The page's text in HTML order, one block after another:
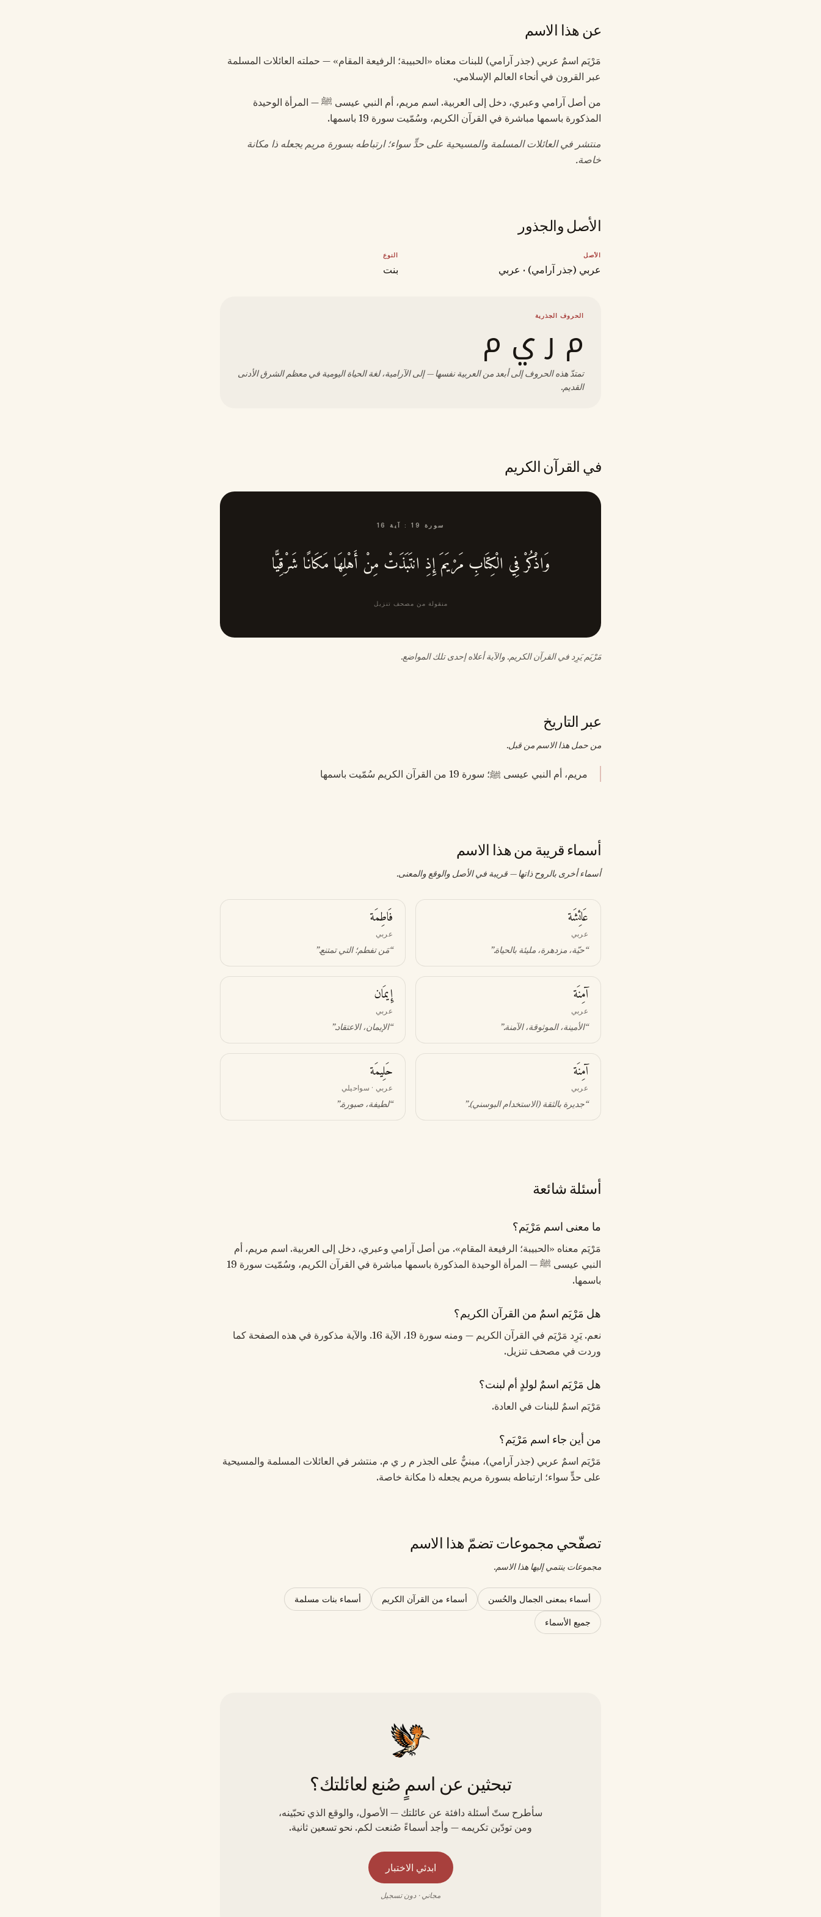
عن هذا الاسم
مَرْيَم اسمٌ عربي (جذر آرامي) للبنات معناه «الحبيبة؛ الرفيعة المقام» — حملته العائلات المسلمة
عبر القرون في أنحاء العالم الإسلامي.
من أصل آرامي وعبري، دخل إلى العربية. اسم مريم، أم النبي عيسى ﷺ — المرأة الوحيدة
المذكورة باسمها مباشرة في القرآن الكريم، وسُمّيت سورة 19 باسمها.
منتشر في العائلات المسلمة والمسيحية على حدٍّ سواء؛ ارتباطه بسورة مريم يجعله ذا مكانة
خاصة.
الأصل والجذور
الأصل
عربي (جذر آرامي) · عربي
النوع
بنت
الحروف الجذرية
م ر ي م
تمتدّ هذه الحروف إلى أبعد من العربية نفسها — إلى الآرامية، لغة الحياة اليومية في معظم الشرق الأدنى
القديم.
في القرآن الكريم
سورة 19
: آية 16
وَاذْكُرْ فِي الْكِتَابِ مَرْيَمَ إِذِ انتَبَذَتْ مِنْ أَهْلِهَا مَكَانًا شَرْقِيًّا
منقولة من مصحف تنزيل
مَرْيَم يَرِد في القرآن الكريم. والآية أعلاه إحدى تلك المواضع.
عبر التاريخ
من حمل هذا الاسم من قبل.
مريم، أم النبي عيسى ﷺ؛ سورة 19 من القرآن الكريم سُمّيت باسمها
أسماء قريبة من هذا الاسم
أسماء أخرى بالروح ذاتها — قريبة في الأصل والوقع والمعنى.
عَائِشَة
عربي
“حيّة، مزدهرة، مليئة بالحياة.”
فَاطِمَة
عربي
“مَن تفطم؛ التي تمتنع.”
آمِنَة
عربي
“الأمينة، الموثوقة، الآمنة.”
إِيمَان
عربي
“الإيمان، الاعتقاد.”
آمِنَة
عربي
“جديرة بالثقة (الاستخدام البوسني).”
حَلِيمَة
عربي · سواحيلي
“لطيفة، صبورة.”
أسئلة شائعة
ما معنى اسم مَرْيَم؟
مَرْيَم معناه «الحبيبة؛ الرفيعة المقام». من أصل آرامي وعبري، دخل إلى العربية. اسم مريم، أم
النبي عيسى ﷺ — المرأة الوحيدة المذكورة باسمها مباشرة في القرآن الكريم، وسُمّيت سورة 19
باسمها.
هل مَرْيَم اسمٌ من القرآن الكريم؟
نعم. يَرِد مَرْيَم في القرآن الكريم — ومنه سورة 19، الآية 16. والآية مذكورة في هذه الصفحة كما
وردت في مصحف تنزيل.
هل مَرْيَم اسمٌ لولدٍ أم لبنت؟
مَرْيَم اسمٌ للبنات في العادة.
من أين جاء اسم مَرْيَم؟
مَرْيَم اسمٌ عربي (جذر آرامي)، مبنيٌّ على الجذر م ر ي م. منتشر في العائلات المسلمة والمسيحية
على حدٍّ سواء؛ ارتباطه بسورة مريم يجعله ذا مكانة خاصة.
تصفّحي مجموعات تضمّ هذا الاسم
مجموعات ينتمي إليها هذا الاسم.
أسماء بمعنى الجمال والحُسن أسماء من القرآن الكريم أسماء بنات مسلمة
جميع الأسماء
تبحثين عن اسمٍ صُنع لعائلتك؟
سأطرح ستّ أسئلة دافئة عن عائلتك — الأصول، والوقع الذي تحبّينه،
ومن تودّين تكريمه — وأجد أسماءً صُنعت لكم. نحو تسعين ثانية.
ابدئي الاختبار
مجاني · دون تسجيل